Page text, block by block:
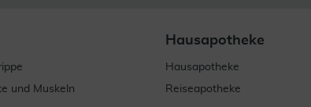
und Muskeln
Hausapotheke
Hausapotheke
Reiseapotheke